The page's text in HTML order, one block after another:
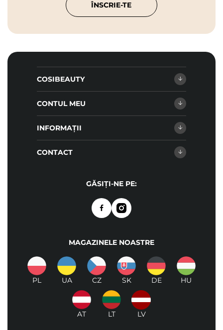
ÎNSCRIE-TE
COSIBEAUTY
CONTUL MEU
INFORMAȚII
CONTACT
GĂSIȚI-NE PE:
MAGAZINELE NOASTRE
PL UA CZ SK DE HU
AT LT LV